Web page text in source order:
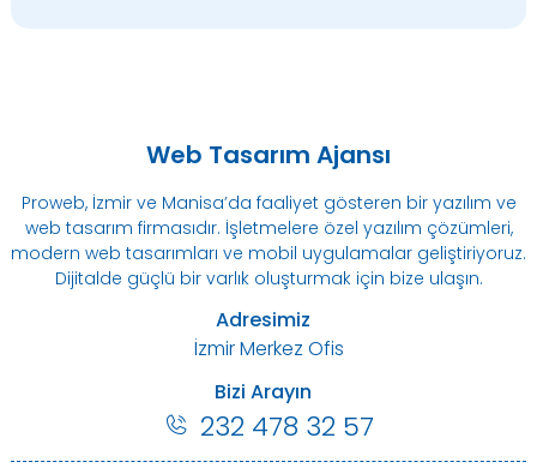
Web Tasarım Ajansı
Proweb, İzmir ve Manisa’da faaliyet gösteren bir yazılım ve
web tasarım firmasıdır. İşletmelere özel yazılım çözümleri,
modern web tasarımları ve mobil uygulamalar geliştiriyoruz.
Dijitalde güçlü bir varlık oluşturmak için bize ulaşın.
Adresimiz
İzmir Merkez Ofis
Bizi Arayın
232 478 32 57